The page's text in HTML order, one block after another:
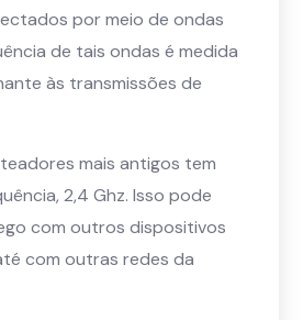
por meio de ondas
de tais ondas é medida
às transmissões de
mais antigos tem
2,4 Ghz. Isso pode
com outros dispositivos
com outras redes da